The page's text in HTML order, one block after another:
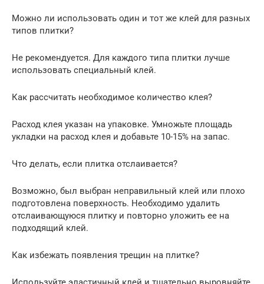
Можно ли использовать один и тот же клей для разных
типов плитки?
Не рекомендуется. Для каждого типа плитки лучше
использовать специальный клей.
Как рассчитать необходимое количество клея?
Расход клея указан на упаковке. Умножьте площадь
укладки на расход клея и добавьте 10-15% на запас.
Что делать, если плитка отслаивается?
Возможно, был выбран неправильный клей или плохо
подготовлена поверхность. Необходимо удалить
отслаивающуюся плитку и повторно уложить ее на
подходящий клей.
Как избежать появления трещин на плитке?